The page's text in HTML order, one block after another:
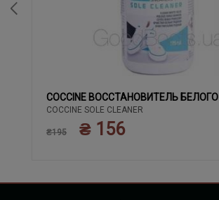
COCCINE ВОССТАНОВИТЕЛЬ БЕЛОГО
COCCINE SOLE CLEANER
₴195 ₴ 156